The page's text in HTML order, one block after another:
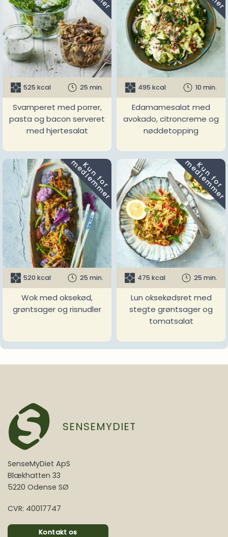
525 kcal 25 min.
Svamperet med porrer,
pasta og bacon serveret
med hjertesalat
495 kcal 10 min.
Edamamesalat med
avokado, citroncreme og
nøddetopping
K
u
n
f
o
r
m
e
d
l
e
m
m
e
r
520 kcal 25 min.
Wok med oksekød,
grøntsager og risnudler
K
u
n
f
o
r
m
e
d
l
e
m
m
e
r
475 kcal 25 min.
Lun oksekødsret med
stegte grøntsager og
tomatsalat
SENSEMYDIET
SenseMyDiet ApS
Blækhatten 33
5220 Odense SØ
CVR: 40017747
Kontakt os